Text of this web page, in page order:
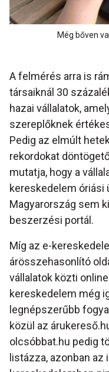
Még bőven
A felmérés arra is
társaiknál 30
hazai vállalatok,
szereplőknek
Pedig az elmúlt
rekordokat
mutatja, hogy a
kereskedelem óriási
Magyarország sem
beszerzési portál.
Míg az e-
árösszehasonlító
vállalatok közti
kereskedelem még
legnépszerűbb
közül az
olcsóbbat.hu pedig
listázza, azonban